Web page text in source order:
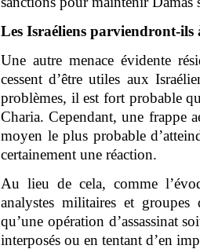
Les Israéliens parviendront-ils
Une autre menace évidente
cessent d’être utiles aux
problèmes, il est fort probable
Charia. Cependant, une frappe
moyen le plus probable
certainement une réaction.
Au lieu de cela, comme
analystes militaires et
qu’une opération d’assassinat
interposés ou en tentant d’en